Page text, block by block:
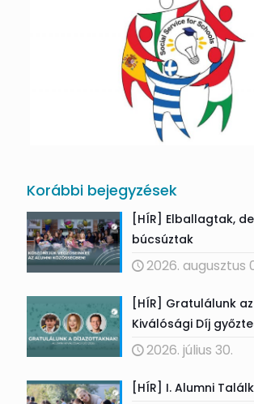
Korábbi bejegyzések
[HÍR] Elballagtak,
búcsúztak
2026. augusztus
[HÍR] Gratulálunk
Kiválósági Díj
2026. július 30.
[HÍR] I. Alumni